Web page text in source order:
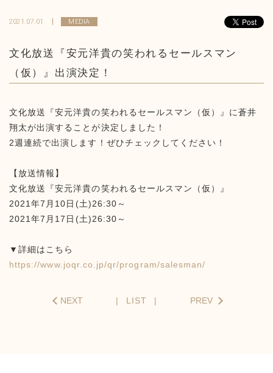
2021.07.01 MEDIA
文化放送『安元洋貴の笑われるセールスマン
（仮）』出演決定！
文化放送『安元洋貴の笑われるセールスマン（仮）』に蒼井
翔太が出演することが決定しました！
2週連続で出演します！ぜひチェックしてください！
【放送情報】
文化放送『安元洋貴の笑われるセールスマン（仮）』
2021年7月10日(土)26:30～
2021年7月17日(土)26:30～
▼詳細はこちら
https://www.joqr.co.jp/qr/program/salesman/
NEXT LIST PREV